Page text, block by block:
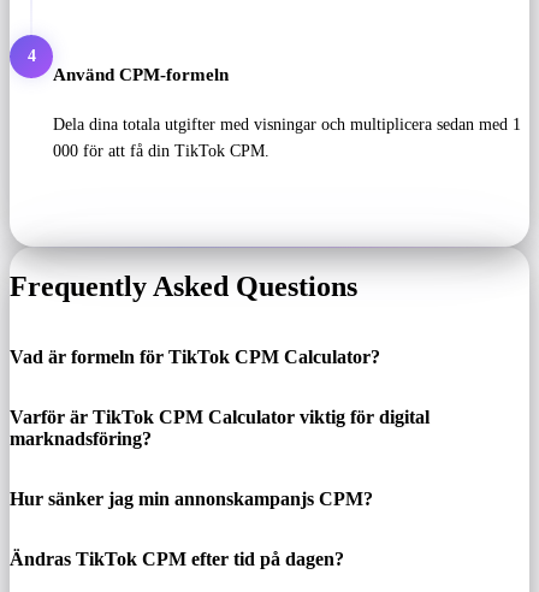
4
Använd CPM-formeln
Dela dina totala utgifter med visningar och multiplicera sedan med 1
000 för att få din TikTok CPM.
Frequently Asked Questions
Vad är formeln för TikTok CPM Calculator?
Varför är TikTok CPM Calculator viktig för digital
marknadsföring?
Hur sänker jag min annonskampanjs CPM?
Ändras TikTok CPM efter tid på dagen?